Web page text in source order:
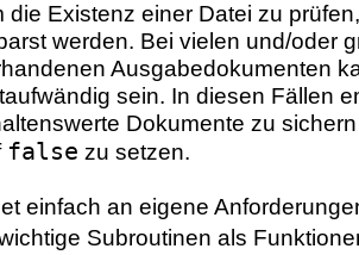
die Existenz einer Datei zu
werden. Bei vielen und/oder
Ausgabedokumenten
sein. In diesen Fällen
Dokumente zu
false zu setzen.
einfach an eigene
Subroutinen als